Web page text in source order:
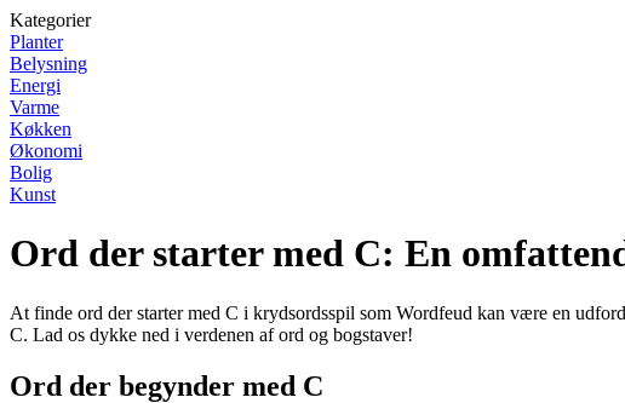
Kategorier
Planter
Belysning
Energi
Varme
Køkken
Økonomi
Bolig
Kunst
Ord der starter med C: En
At finde ord der starter med C i krydsordsspil som Wordfeud kan være en
C. Lad os dykke ned i verdenen af ord og bogstaver!
Ord der begynder med C